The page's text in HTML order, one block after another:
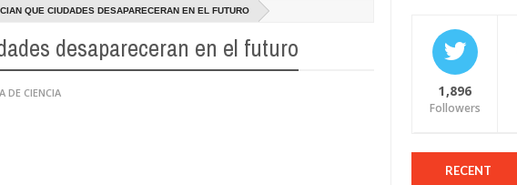
QUE CIUDADES DESAPARECERAN EN EL FUTURO
desapareceran en el futuro
DE CIENCIA 1,896
Followers
RECENT